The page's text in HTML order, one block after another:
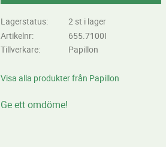
Lagerstatus
2 st i lager
Artikelnr
655.7100I
Tillverkare
Papillon
Visa alla produkter från Papillon
Ge ett omdöme!